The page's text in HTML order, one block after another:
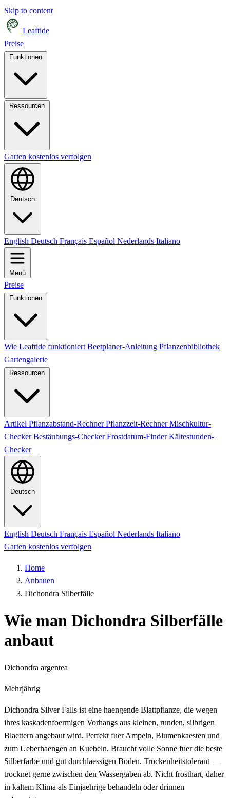
Skip to content
Leaftide
Preise
Garten kostenlos verfolgen
Deutsch
English Deutsch Français Español Nederlands Italiano
Menü
Preise
Funktionen
Wie Leaftide funktioniert Beetplaner-Anleitung Pflanzenbibliothek
Gartengalerie
Ressourcen
Artikel Pflanzabstand-RechnerPflanzzeit-RechnerMischkultur-
CheckerBestäubungs-CheckerFrostdatum-FinderKältestunden-
Checker
Deutsch
English Deutsch Français Español Nederlands Italiano
Garten kostenlos verfolgen
Home
Anbauen
Dichondra Silberfälle
Wie man Dichondra Silberfälle
anbaut
Dichondra argentea
Mehrjährig
Dichondra Silver Falls ist eine haengende Blattpflanze, die wegen
ihres kaskadenfoermigen Vorhangs aus kleinen, runden, silbrigen
Blaettern angebaut wird. Perfekt fuer Ampeln, Blumenkaesten und
zum Ueberhaengen an Kuebeln. Braucht volle Sonne fuer die beste
Silberfarbe und gut durchlaessigen Boden. Trockenheitstolerant —
trocknet gerne zwischen den Wassergaben ab. Nicht frosthart, daher
in kaltem Klima als Einjaehrige behandeln oder drinnen